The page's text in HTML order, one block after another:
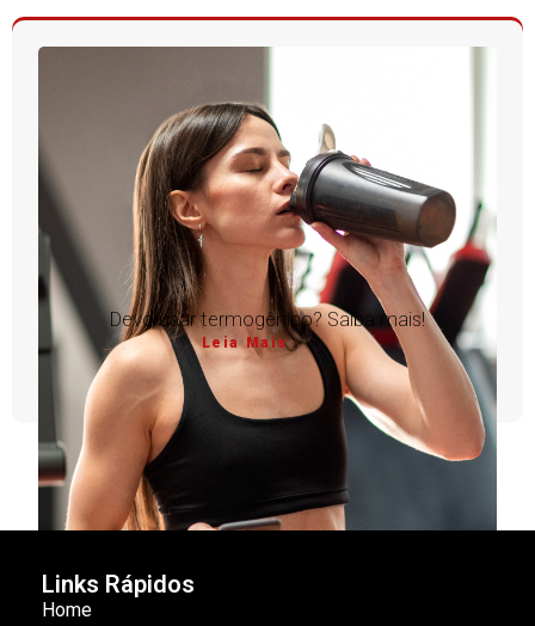
Devo usar termogênico? Saiba mais!
Leia Mais
Links Rápidos
Home